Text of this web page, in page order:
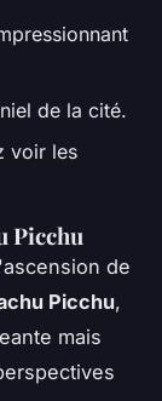
de la cité.
voir les
Picchu
de
Picchu,
mais